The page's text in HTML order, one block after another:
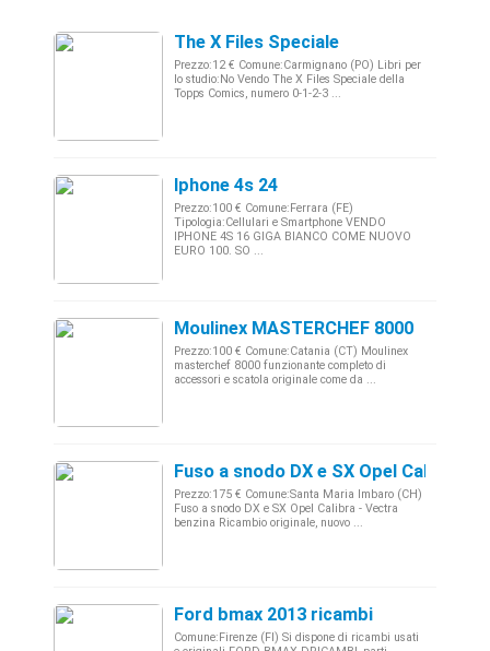
The X Files Speciale
Prezzo:12 € Comune:Carmignano (PO) Libri per
lo studio:No Vendo The X Files Speciale della
Topps Comics, numero 0-1-2-3 ...
Iphone 4s 24
Prezzo:100 € Comune:Ferrara (FE)
Tipologia:Cellulari e Smartphone VENDO
IPHONE 4S 16 GIGA BIANCO COME NUOVO
EURO 100. SO ...
Moulinex MASTERCHEF 8000
Prezzo:100 € Comune:Catania (CT) Moulinex
masterchef 8000 funzionante completo di
accessori e scatola originale come da ...
Fuso a snodo DX e SX Opel Calibra -
Prezzo:175 € Comune:Santa Maria Imbaro (CH)
Fuso a snodo DX e SX Opel Calibra - Vectra
benzina Ricambio originale, nuovo ...
Ford bmax 2013 ricambi
Comune:Firenze (FI) Si dispone di ricambi usati